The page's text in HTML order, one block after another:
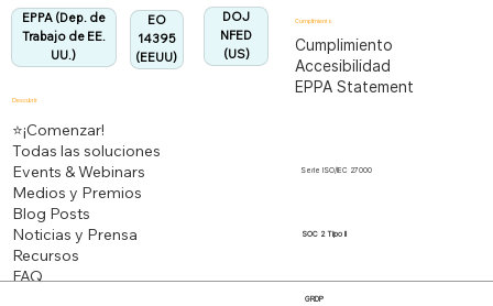
EO
14395
(EEUU)
EPPA (Dep. de
Trabajo de EE.
UU.)
DOJ
NFED
(US)
Descubrir
⭐¡Comenzar!
Todas las soluciones
Events & Webinars
Medios y Premios
Blog Posts
Noticias y Prensa
Recursos
FAQ
Cumplimiento
Cumplimiento
Accesibilidad
EPPA Statement
Serie ISO/IEC 27000
SOC 2 Tipo II
GRDP